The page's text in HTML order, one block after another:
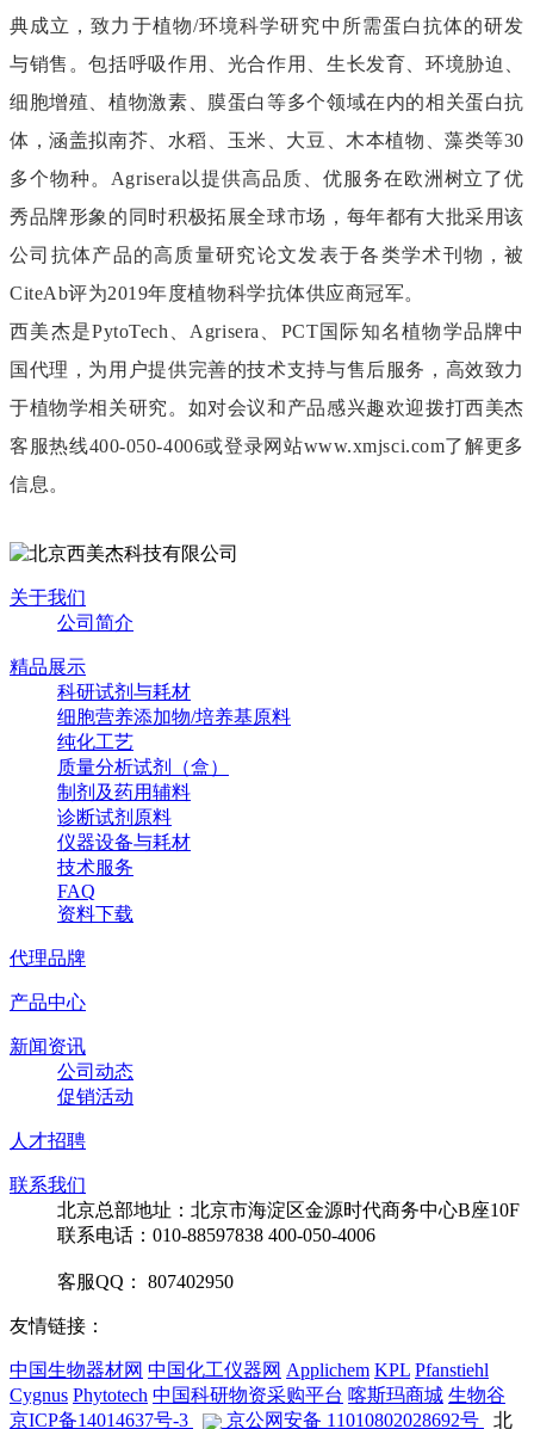
典成立，致力于植物/环境科学研究中所需蛋白抗体的研发
与销售。包括呼吸作用、光合作用、生长发育、环境胁迫、
细胞增殖、植物激素、膜蛋白等多个领域在内的相关蛋白抗
体，涵盖拟南芥、水稻、玉米、大豆、木本植物、藻类等30
多个物种。Agrisera以提供高品质、优服务在欧洲树立了优
秀品牌形象的同时积极拓展全球市场，每年都有大批采用该
公司抗体产品的高质量研究论文发表于各类学术刊物，被
CiteAb评为2019年度植物科学抗体供应商冠军。
西美杰是PytoTech、Agrisera、PCT国际知名植物学品牌中
国代理，为用户提供完善的技术支持与售后服务，高效致力
于植物学相关研究。如对会议和产品感兴趣欢迎拨打西美杰
客服热线400-050-4006或登录网站www.xmjsci.com了解更多
信息。
关于我们
公司简介
精品展示
科研试剂与耗材
细胞营养添加物/培养基原料
纯化工艺
质量分析试剂（盒）
制剂及药用辅料
诊断试剂原料
仪器设备与耗材
技术服务
FAQ
资料下载
代理品牌
产品中心
新闻资讯
公司动态
促销活动
人才招聘
联系我们
北京总部地址：北京市海淀区金源时代商务中心B座10F
联系电话：010-88597838 400-050-4006
客服QQ： 807402950
友情链接：
中国生物器材网 中国化工仪器网 Applichem KPL Pfanstiehl
Cygnus Phytotech 中国科研物资采购平台 喀斯玛商城 生物谷
京ICP备14014637号-3
京公网安备 11010802028692号 北